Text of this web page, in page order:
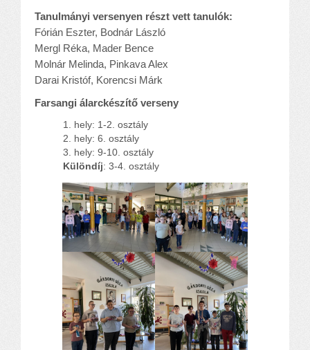
Tanulmányi versenyen részt vett tanulók:
Fórián Eszter, Bodnár László
Mergl Réka, Mader Bence
Molnár Melinda, Pinkava Alex
Darai Kristóf, Korencsi Márk
Farsangi álarckészítő verseny
hely: 1-2. osztály
hely: 6. osztály
hely: 9-10. osztály
Különdíj: 3-4. osztály